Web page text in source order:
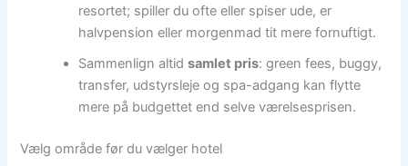
resortet; spiller du ofte eller spiser ude, er
halvpension eller morgenmad tit mere fornuftigt.
Sammenlign altidsamlet pris: green fees, buggy,
transfer, udstyrsleje og spa-adgang kan flytte
mere på budgettet end selve værelsesprisen.
Vælg område før du vælger hotel